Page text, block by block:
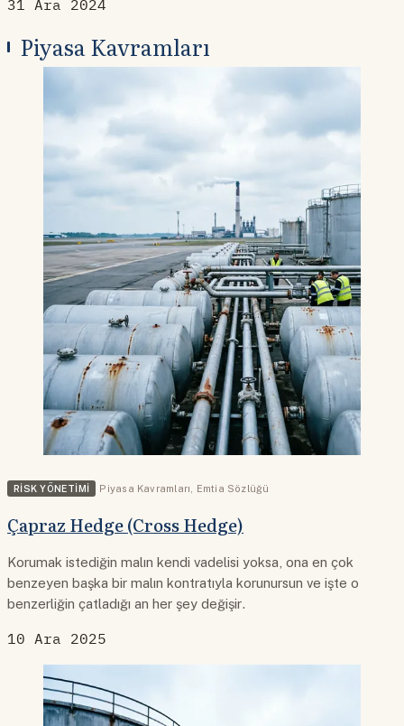
31 Ara 2024
Piyasa Kavramları
RISK YÖNETIMI Piyasa Kavramları Emtia Sözlüğü
Çapraz Hedge (Cross Hedge)
Korumak istediğin malın kendi vadelisi yoksa, ona en çok
benzeyen başka bir malın kontratıyla korunursun ve işte o
benzerliğin çatladığı an her şey değişir.
10 Ara 2025